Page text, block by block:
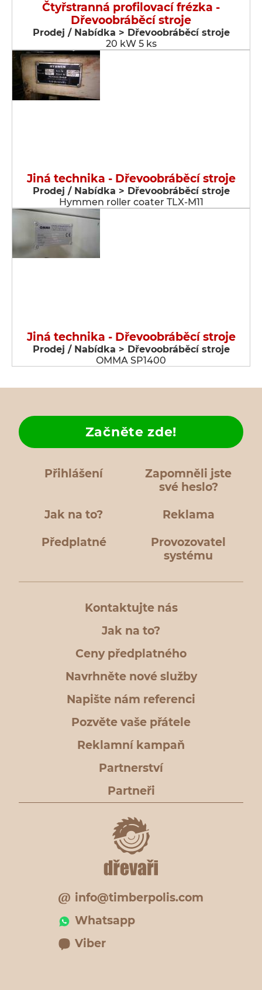
Čtyřstranná profilovací frézka -
Dřevoobráběcí stroje
Prodej / Nabídka > Dřevoobráběcí stroje
20 kW 5 ks
Jiná technika - Dřevoobráběcí stroje
Prodej / Nabídka > Dřevoobráběcí stroje
Hymmen roller coater TLX-M11
Jiná technika - Dřevoobráběcí stroje
Prodej / Nabídka > Dřevoobráběcí stroje
OMMA SP1400
Přihlášení
Zapomněli jste
své heslo?
Jak na to?
Začněte zde!
Reklama
Předplatné
Provozovatel
systému
Kontaktujte nás
Jak na to?
Ceny předplatného
Navrhněte nové služby
Napište nám referenci
Pozvěte vaše přátele
Reklamní kampaň
Partnerství
Partneři
info@timberpolis.com
Whatsapp
Viber